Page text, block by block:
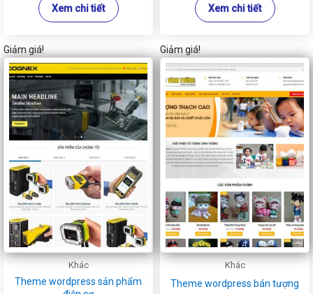
Xem chi tiết Xem chi tiết
Giảm giá!
Khác
Theme wordpress sản phẩm
Giảm giá!
Khác
Theme wordpress bán tượng